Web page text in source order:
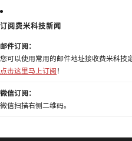
订阅费米科技新闻
邮件订阅：
您可以使用常用的邮件地址接收费米科技
点击这里马上订阅 ！
微信订阅：
微信扫描右侧二维码。